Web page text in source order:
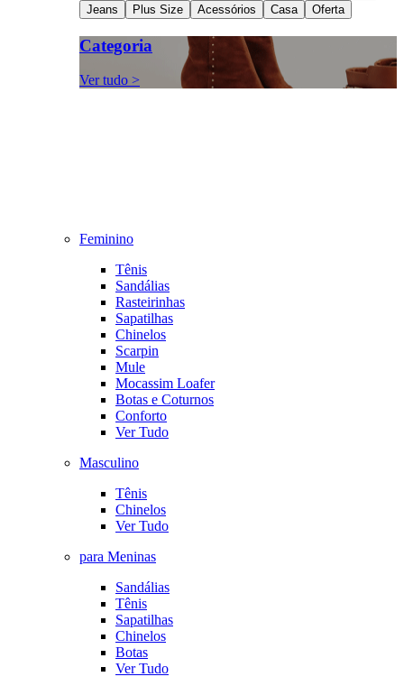
Jeans
Plus Size Acessórios Casa Oferta
Categoria
Ver tudo >
Feminino
Tênis
Sandálias
Rasteirinhas
Sapatilhas
Chinelos
Scarpin
Mule
Mocassim Loafer
Botas e Coturnos
Conforto
Ver Tudo
Masculino
Tênis
Chinelos
Ver Tudo
para Meninas
Sandálias
Tênis
Sapatilhas
Chinelos
Botas
Ver Tudo